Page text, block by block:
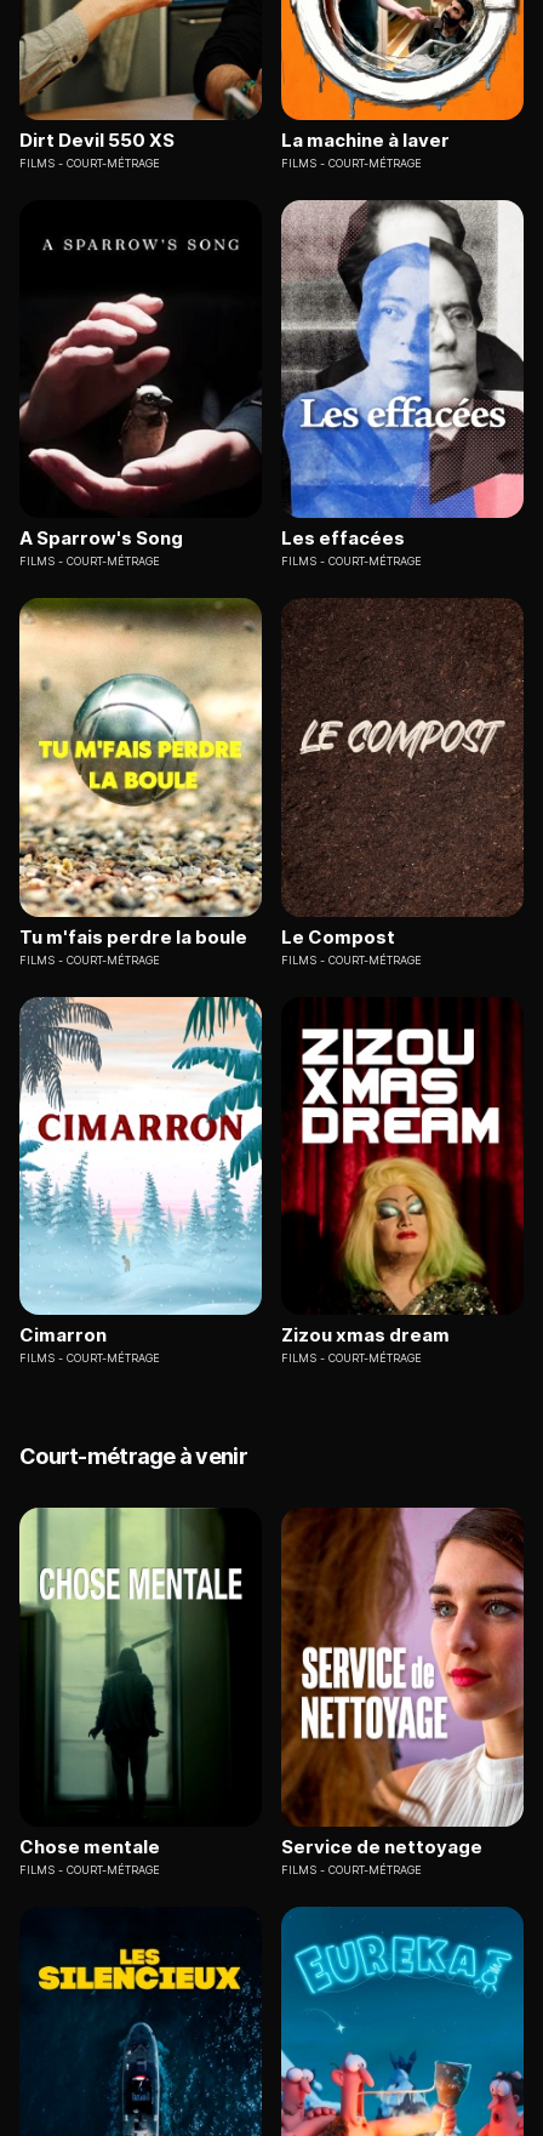
Dirt Devil 550 XS
FILMS COURT-MÉTRAGE
La machine à laver
FILMS COURT-MÉTRAGE
A Sparrow's Song
FILMS COURT-MÉTRAGE
Les effacées
FILMS COURT-MÉTRAGE
Tu m'fais perdre la boule
FILMS COURT-MÉTRAGE
Le Compost
FILMS COURT-MÉTRAGE
Cimarron
FILMS COURT-MÉTRAGE
Zizou xmas dream
FILMS COURT-MÉTRAGE
Court-métrage à venir
Chose mentale
FILMS COURT-MÉTRAGE
Service de nettoyage
FILMS COURT-MÉTRAGE